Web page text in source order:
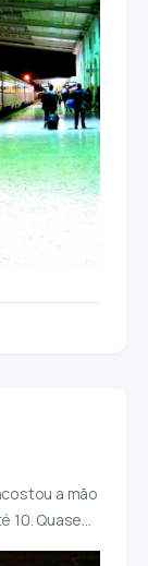
a mão
10. Quase…